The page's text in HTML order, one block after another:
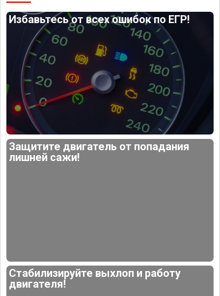
Избавьтесь от всех ошибок по ЕГР!
Защитите двигатель от попадания
лишней сажи!
Стабилизируйте выхлоп и работу
двигателя!